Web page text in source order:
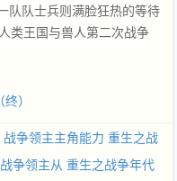
队队士兵则满脸狂热的等待
类王国与兽人第二次战争
建功人兽战争、阻击半人
深渊主宰,带着人类一步步
一位无可争议的王者！
）
战争领主主角能力 重生之战
战争领主从 重生之战争年代